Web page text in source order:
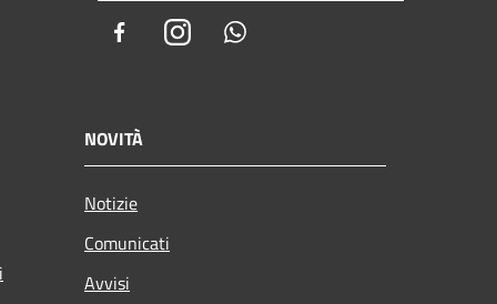
FacebookInstagram
NOVITÀ
Notizie
Comunicati
Avvisi